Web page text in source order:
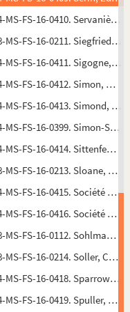
MS-FS-16-0410. Servanière, A.
MS-FS-16-0211. Siegfried, Julie
MS-FS-16-0411. Sigogne,
MS-FS-16-0412. Simon,
MS-FS-16-0413. Simond, Ch.
MS-FS-16-0399. Simon-
MS-FS-16-0414. Sittenfeb,
MS-FS-16-0213. Sloane, Maud
MS-FS-16-0415. Société
MS-FS-16-0416. Société des
MS-FS-16-0112. Sohlman,
MS-FS-16-0214. Soller, Charles
MS-FS-16-0418. Sparrow,
MS-FS-16-0419. Spuller,